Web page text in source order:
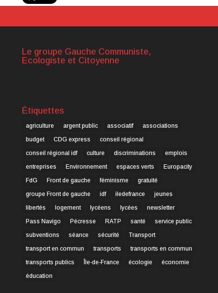
Le groupe Gauche Communiste,
Ecologiste et Citoyenne
Étiquettes
agriculture argent public associatif
associations
budget
CDG express
conseil régional
conseil régional idf
culture discriminations
emplois
entreprises
Environnement espaces verts
Europacity
FdG
Front de gauche féminisme
gratuité
groupe Front de gauche
idf iledefrance
jeunes
libertés
logement lycéens lycées
newsletter
Pass Navigo
Pécresse RATP santé
service public
subventions
séance sécurité
Transport
transport en commun
transports
transports en commun
transports publics
Île-de-France écologie
économie
éducation